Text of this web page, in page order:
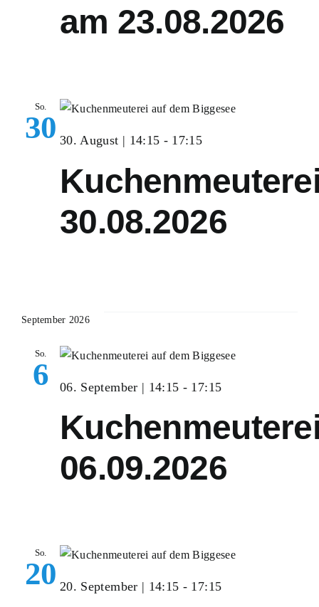
am 23.08.2026
So.
30
30.08.2026
30. August | 14:15 - 17:15
September 2026
So.
6
06.09.2026
06. September | 14:15 - 17:15
So.
20 20. September | 14:15 - 17:15
Schiff mieten
Planung & Service
Schnellkontakt
Hotline: 02761 96590
E-Mail:
info@biggesee.de
Anfahrt:
Anleger, Parken & Barrierefreiheit